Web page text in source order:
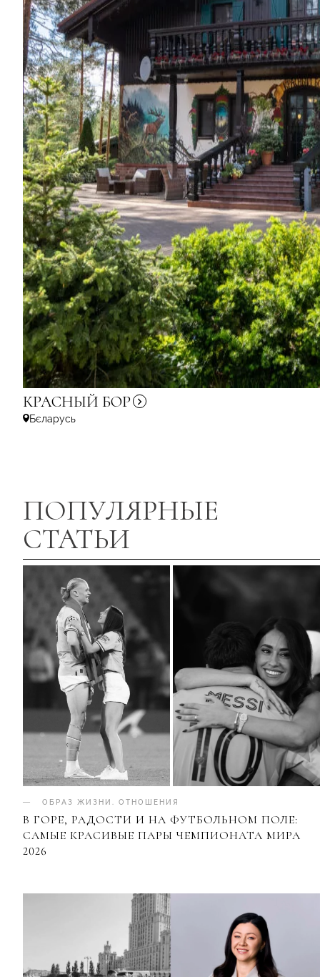
КРАСНЫЙ БОР
Бєларусь
ПОПУЛЯРНЫЕ
СТАТЬИ
ОБРАЗ ЖИЗНИ ОТНОШЕНИЯ
В ГОРЕ, РАДОСТИ И НА ФУТБОЛЬНОМ ПОЛЕ:
САМЫЕ КРАСИВЫЕ ПАРЫ ЧЕМПИОНАТА МИРА
2026